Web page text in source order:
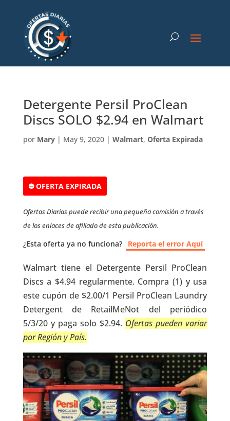
Detergente Persil ProClean
Discs SOLO $2.94 en Walmart
por Mary| May 9, 2020| Walmart, Oferta Expirada
⛔ OFERTA EXPIRADA
Ofertas Diarias puede recibir una pequeña comisión a través
de los enlaces de afiliado de esta publicación.
¿Esta oferta ya no funciona? Reporta el error Aquí
Walmart tiene el Detergente Persil ProClean
Discs a $4.94 regularmente. Compra (1) y usa
este cupón de $2.00/1 Persil ProClean Laundry
Detergent de RetailMeNot del periódico
5/3/20 y paga solo $2.94. Ofertas pueden variar
por Región y País.